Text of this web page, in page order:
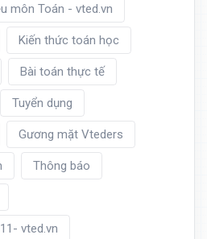
môn Toán - vted.vn
Kiến thức toán học
Bài toán thực tế
Tuyển dụng
Gương mặt Vteders
Thông báo
vted.vn